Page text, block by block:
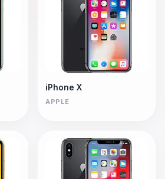
iPhone X
APPLE